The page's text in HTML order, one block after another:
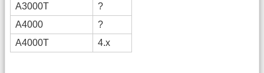
A3000T
?
A4000
?
A4000T
4.x